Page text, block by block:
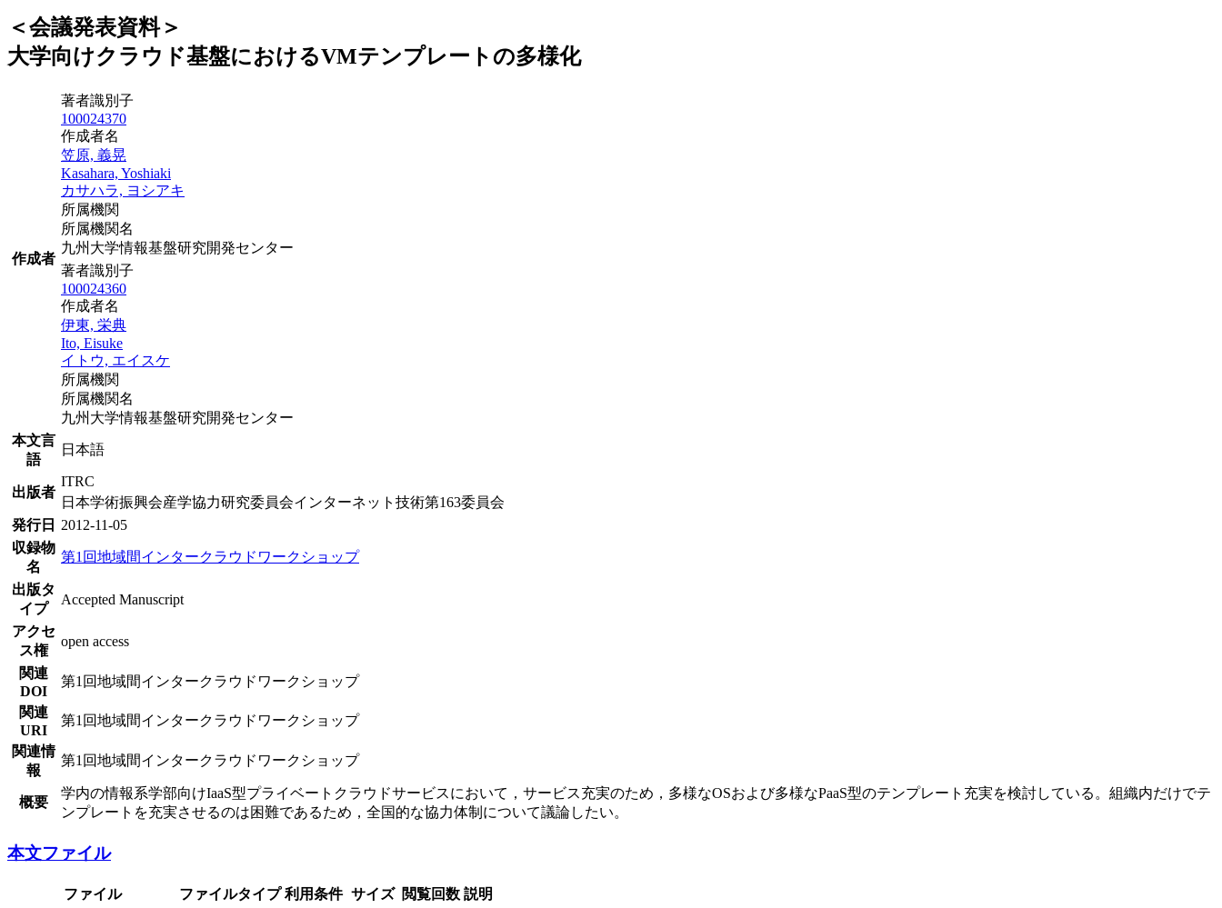
＜会議発表資料＞
大学向けクラウド基盤におけるVMテンプレートの多様化
作成者
著者識別子
100024370
作成者名
笠原, 義晃
Kasahara, Yoshiaki
カサハラ, ヨシアキ
所属機関
所属機関名
九州大学情報基盤研究開発センター
著者識別子
100024360
作成者名
伊東, 栄典
Ito, Eisuke
イトウ, エイスケ
所属機関
所属機関名
九州大学情報基盤研究開発センター
本文言
語
日本語
出版者
ITRC
日本学術振興会産学協力研究委員会インターネット技術第163委員会
発行日
2012-11-05
収録物
名
第1回地域間インタークラウドワークショップ
出版タ
イプ
Accepted Manuscript
アクセ
ス権
open access
関連
DOI
第1回地域間インタークラウドワークショップ
関連
URI
第1回地域間インタークラウドワークショップ
関連情
報
第1回地域間インタークラウドワークショップ
概要
学内の情報系学部向けIaaS型プライベートクラウドサービスにおいて，サービス充実のため，多様なOSおよび多様なPaaS型のテンプレート充実を検討している。組織内だけでテ
ンプレートを充実させるのは困難であるため，全国的な協力体制について議論したい。
本文ファイル
ファイル ファイルタイプ 利用条件 サイズ 閲覧回数 説明